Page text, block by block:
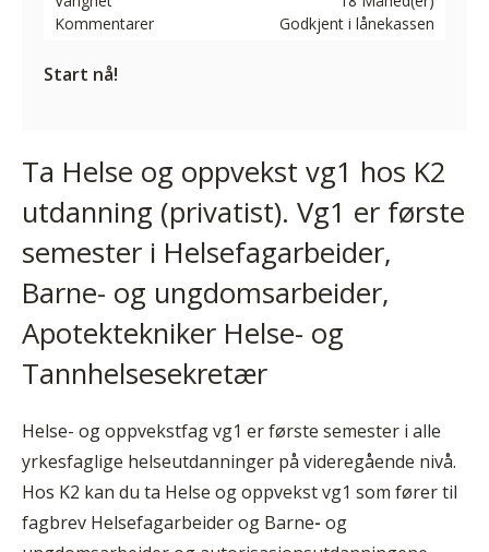
Kommentarer
Godkjent i lånekassen
Start nå!
Ta Helse og oppvekst vg1 hos K2
utdanning (privatist). Vg1 er første
semester i Helsefagarbeider,
Barne- og ungdomsarbeider,
Apotektekniker Helse- og
Tannhelsesekretær
Helse- og oppvekstfag vg1 er første semester i alle
yrkesfaglige helseutdanninger på videregående nivå.
Hos K2 kan du ta Helse og oppvekst vg1 som fører til
fagbrev Helsefagarbeider og Barne- og